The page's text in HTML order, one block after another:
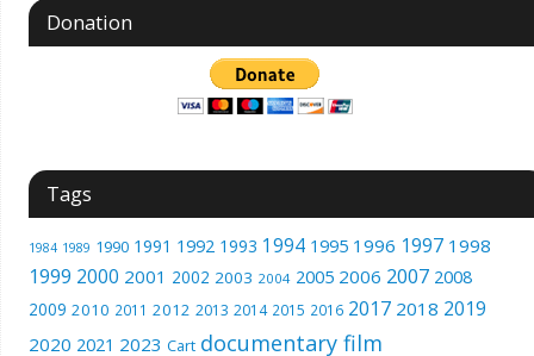
Donation
Tags
1984 1989 1990 1991 1992 1993 1994 1995 1996 1997 1998
1999 2000 2001 2002 2003 2004 2005 2006 2007 2008
2009 2010 2011 2012 2013 2014 2015 2016 2017 2018 2019
2020 2021 2023 Cart documentary film